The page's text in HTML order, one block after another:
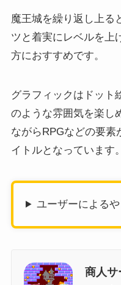
魔王城を繰り返し上る
ツと着実にレベルを上
方におすすめです。
グラフィックはドット
のような雰囲気を楽し
ながらRPGなどの要素
イトルとなっています。
ユーザーによる
商人サ